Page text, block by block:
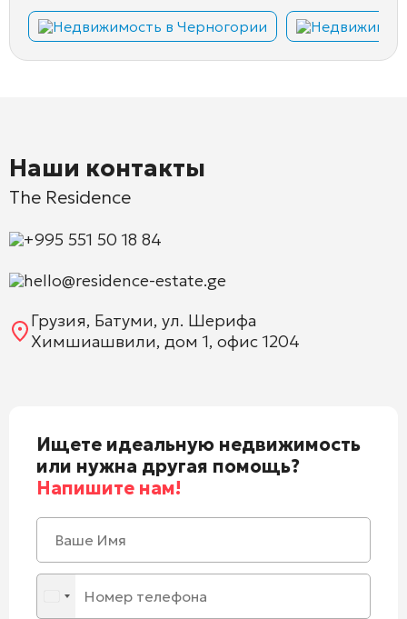
Недвижимость в Черногории
Наши контакты
The Residence
+995 551 50 18 84
hello@residence-estate.ge
Грузия, Батуми, ул. Шерифа
Химшиашвили, дом 1, офис 1204
Ищете идеальную недвижимость
или нужна другая помощь?
Напишите нам!